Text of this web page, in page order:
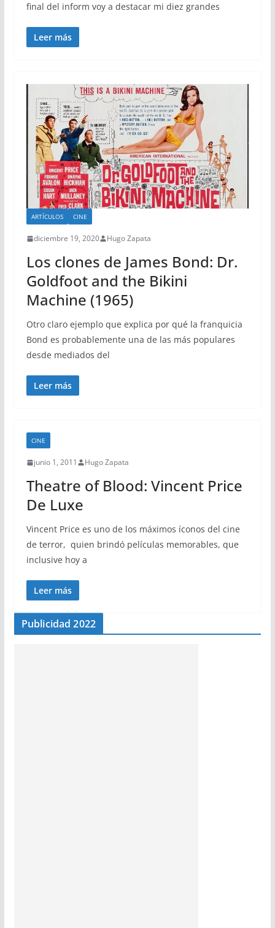
final del inform voy a destacar mi diez grandes
Leer más
ARTÍCULOS CINE
diciembre 19, 2020 Hugo Zapata
Los clones de James Bond: Dr.
Goldfoot and the Bikini
Machine (1965)
Otro claro ejemplo que explica por qué la franquicia
Bond es probablemente una de las más populares
desde mediados del
Leer más
CINE
junio 1, 2011 Hugo Zapata
Theatre of Blood: Vincent Price
De Luxe
Vincent Price es uno de los máximos íconos del cine
de terror, quien brindó películas memorables, que
inclusive hoy a
Leer más
Publicidad 2022